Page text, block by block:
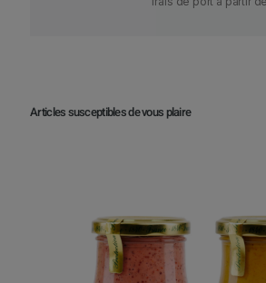
Articles susceptibles de vous plaire